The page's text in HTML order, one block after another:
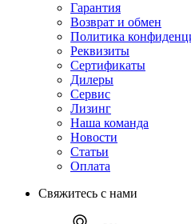
Гарантия
Возврат и обмен
Политика
Реквизиты
Сертификаты
Дилеры
Сервис
Лизинг
Наша команда
Новости
Статьи
Оплата
Свяжитесь с нами